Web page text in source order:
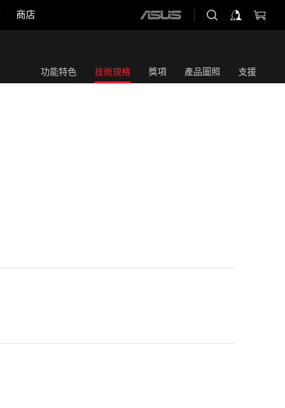
商店
ASUS
功能特色 技術規格 獎項 產品圖照 支援